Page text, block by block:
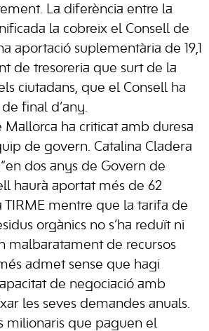
La diferència entre la
la cobreix el Consell de
aportació suplementària de 19,1
de tresoreria que surt de la
ciutadans, que el Consell ha
final d’any.
Mallorca ha criticat amb duresa
de govern. Catalina Cladera
dos anys de Govern de
haurà aportat més de 62
TIRME mentre que la tarifa de
orgànics no s’ha reduït ni
malbaratament de recursos
admet sense que hagi
de negociació amb
les seves demandes anuals.
milionaris que paguen el